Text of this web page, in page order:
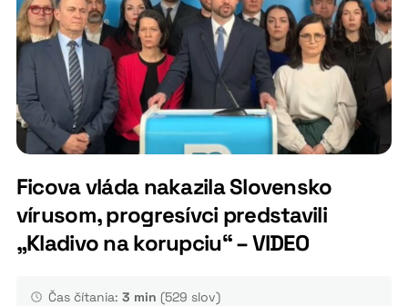
Ficova vláda nakazila Slovensko
vírusom, progresívci predstavili
„Kladivo na korupciu“ – VIDEO
Čas čítania: 3 min (529 slov)